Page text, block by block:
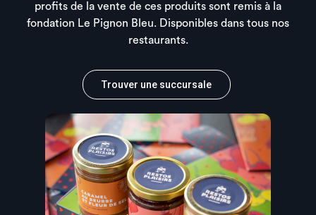
profits de la vente de ces produits sont remis à la
fondation Le Pignon Bleu. Disponibles dans tous nos
restaurants.
Trouver une succursale